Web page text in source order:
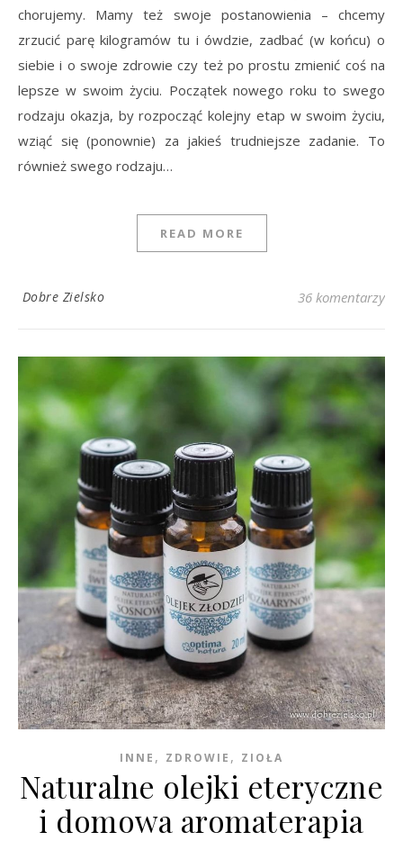
chorujemy. Mamy też swoje postanowienia – chcemy
zrzucić parę kilogramów tu i ówdzie, zadbać (w końcu) o
siebie i o swoje zdrowie czy też po prostu zmienić coś na
lepsze w swoim życiu. Początek nowego roku to swego
rodzaju okazja, by rozpocząć kolejny etap w swoim życiu,
wziąć się (ponownie) za jakieś trudniejsze zadanie. To
również swego rodzaju…
READ MORE
Dobre Zielsko 36 komentarzy
INNE , ZDROWIE , ZIOŁA
Naturalne olejki eteryczne
i domowa aromaterapia